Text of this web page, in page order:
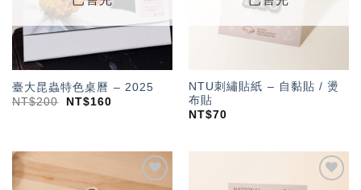
臺大昆蟲特色桌曆 – 2025
NT$200 NT$160
NTU刺繡貼紙 – 自黏貼 / 燙
布貼
NT$70